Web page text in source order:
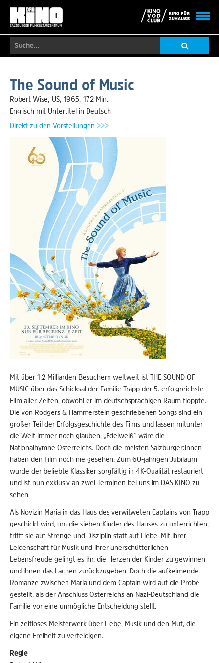
content
Suche...
The Sound of Music
Robert Wise US 1965 172 Min.
Englisch mit Untertitel in Deutsch
Direkt zu den Vorstellungen >>>
Mit über 1,2 Milliarden Besuchern weltweit ist THE SOUND OF
MUSIC über das Schicksal der Familie Trapp der 5. erfolgreichste
Film aller Zeiten, obwohl er im deutschsprachigen Raum floppte.
Die von Rodgers & Hammerstein geschriebenen Songs sind ein
großer Teil der Erfolgsgeschichte des Films und lassen mitunter
die Welt immer noch glauben, „Edelweiß“ wäre die
Nationalhymne Österreichs. Doch die meisten Salzburger:innen
haben den Film noch nie gesehen. Zum 60-jährigen Jubiläum
wurde der beliebte Klassiker sorgfältig in 4K-Qualität restauriert
und ist nun exklusiv an zwei Terminen bei uns im DAS KINO zu
sehen.
Als Novizin Maria in das Haus des verwitweten Captains von Trapp
geschickt wird, um die sieben Kinder des Hauses zu unterrichten,
trifft sie auf Strenge und Disziplin statt auf Liebe. Mit ihrer
Leidenschaft für Musik und ihrer unerschütterlichen
Lebensfreude gelingt es ihr, die Herzen der Kinder zu gewinnen
und ihnen das Lachen zurückzugeben. Doch die aufkeimende
Romanze zwischen Maria und dem Captain wird auf die Probe
gestellt, als der Anschluss Österreichs an Nazi-Deutschland die
Familie vor eine unmögliche Entscheidung stellt.
Ein zeitloses Meisterwerk über Liebe, Musik und den Mut, die
eigene Freiheit zu verteidigen.
Regie